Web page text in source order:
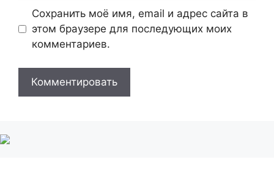
Сохранить моё имя, email и адрес сайта в
этом браузере для последующих моих
комментариев.